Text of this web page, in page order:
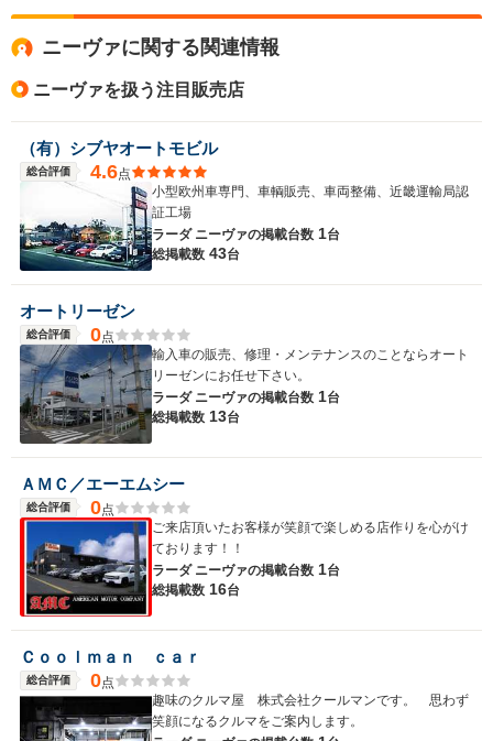
ニーヴァに関する関連情報
ニーヴァを扱う注目販売店
（有）シブヤオートモビル
総合評価 4.6点
小型欧州車専門、車輌販売、車両整備、近畿運輸局認
証工場
ラーダ ニーヴァの掲載台数 1台
総掲載数 43台
オートリーゼン
総合評価 0点
輸入車の販売、修理・メンテナンスのことならオート
リーゼンにお任せ下さい。
ラーダ ニーヴァの掲載台数 1台
総掲載数 13台
ＡＭＣ／エーエムシー
総合評価 0点
ご来店頂いたお客様が笑顔で楽しめる店作りを心がけ
ております！！
ラーダ ニーヴァの掲載台数 1台
総掲載数 16台
Ｃｏｏｌｍａｎ ｃａｒ
総合評価 0点
趣味のクルマ屋 株式会社クールマンです。 思わず
笑顔になるクルマをご案内します。